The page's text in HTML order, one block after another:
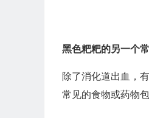
黑色粑粑的另一个
除了消化道出血，
常见的食物或药物包